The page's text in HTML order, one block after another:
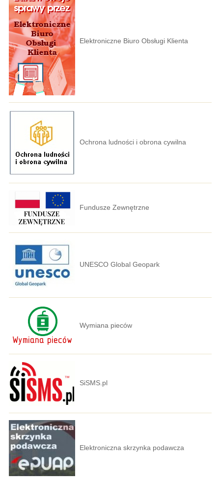
Elektroniczne Biuro Obsługi Klienta
Ochrona ludności i obrona cywilna
Fundusze Zewnętrzne
UNESCO Global Geopark
Wymiana pieców
SiSMS.pl
Elektroniczna skrzynka podawcza